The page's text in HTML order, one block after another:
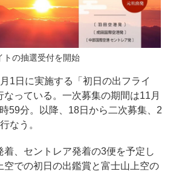
トの抽選受付を開始
1日に実施する「初日の出フライ
なっている。一次募集の期間は11月
59分。以降、18日から二次募集、2
なう。
、セントレア発着の3便を予定し
空での初日の出鑑賞と富士山上空の